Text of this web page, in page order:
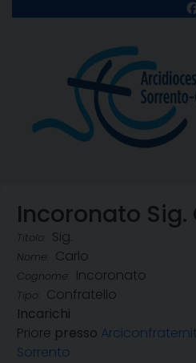
Incoronato Sig.
Titolo: Sig.
Nome: Carlo
Cognome: Incoronato
Tipo:
Confratello
Incarichi
Priore presso
Sorrento